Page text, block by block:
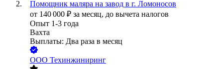
Помощник маляра на завод в г. Ломоносов
от 140 000 ₽ за месяц, до вычета налогов
Опыт 1-3 года
Вахта
Выплаты: Два раза в месяц
ООО Техинжиниринг